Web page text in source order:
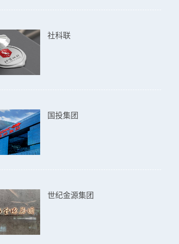
社科联
国投集团
世纪金源集团